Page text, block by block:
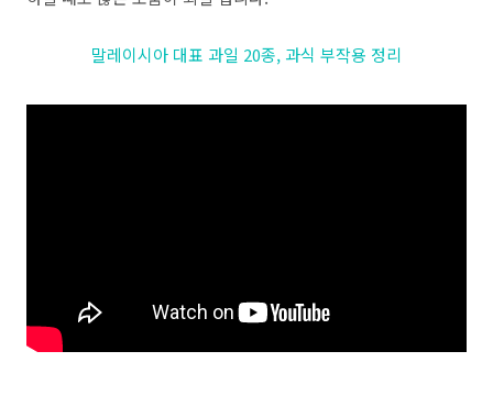
말레이시아 대표 과일 20종, 과식 부작용 정리